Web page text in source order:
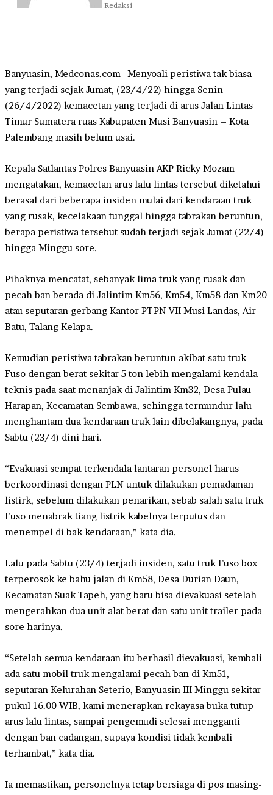
Redaksi
Banyuasin, Medconas.com–Menyoali peristiwa tak biasa
yang terjadi sejak Jumat, (23/4/22) hingga Senin
(26/4/2022) kemacetan yang terjadi di arus Jalan Lintas
Timur Sumatera ruas Kabupaten Musi Banyuasin – Kota
Palembang masih belum usai.
Kepala Satlantas Polres Banyuasin AKP Ricky Mozam
mengatakan, kemacetan arus lalu lintas tersebut diketahui
berasal dari beberapa insiden mulai dari kendaraan truk
yang rusak, kecelakaan tunggal hingga tabrakan beruntun,
berapa peristiwa tersebut sudah terjadi sejak Jumat (22/4)
hingga Minggu sore.
Pihaknya mencatat, sebanyak lima truk yang rusak dan
pecah ban berada di Jalintim Km56, Km54, Km58 dan Km20
atau seputaran gerbang Kantor PTPN VII Musi Landas, Air
Batu, Talang Kelapa.
Kemudian peristiwa tabrakan beruntun akibat satu truk
Fuso dengan berat sekitar 5 ton lebih mengalami kendala
teknis pada saat menanjak di Jalintim Km32, Desa Pulau
Harapan, Kecamatan Sembawa, sehingga termundur lalu
menghantam dua kendaraan truk lain dibelakangnya, pada
Sabtu (23/4) dini hari.
“Evakuasi sempat terkendala lantaran personel harus
berkoordinasi dengan PLN untuk dilakukan pemadaman
listirk, sebelum dilakukan penarikan, sebab salah satu truk
Fuso menabrak tiang listrik kabelnya terputus dan
menempel di bak kendaraan,” kata dia.
Lalu pada Sabtu (23/4) terjadi insiden, satu truk Fuso box
terperosok ke bahu jalan di Km58, Desa Durian Daun,
Kecamatan Suak Tapeh, yang baru bisa dievakuasi setelah
mengerahkan dua unit alat berat dan satu unit trailer pada
sore harinya.
“Setelah semua kendaraan itu berhasil dievakuasi, kembali
ada satu mobil truk mengalami pecah ban di Km51,
seputaran Kelurahan Seterio, Banyuasin III Minggu sekitar
pukul 16.00 WIB, kami menerapkan rekayasa buka tutup
arus lalu lintas, sampai pengemudi selesai mengganti
dengan ban cadangan, supaya kondisi tidak kembali
terhambat,” kata dia.
Ia memastikan, personelnya tetap bersiaga di pos masing-